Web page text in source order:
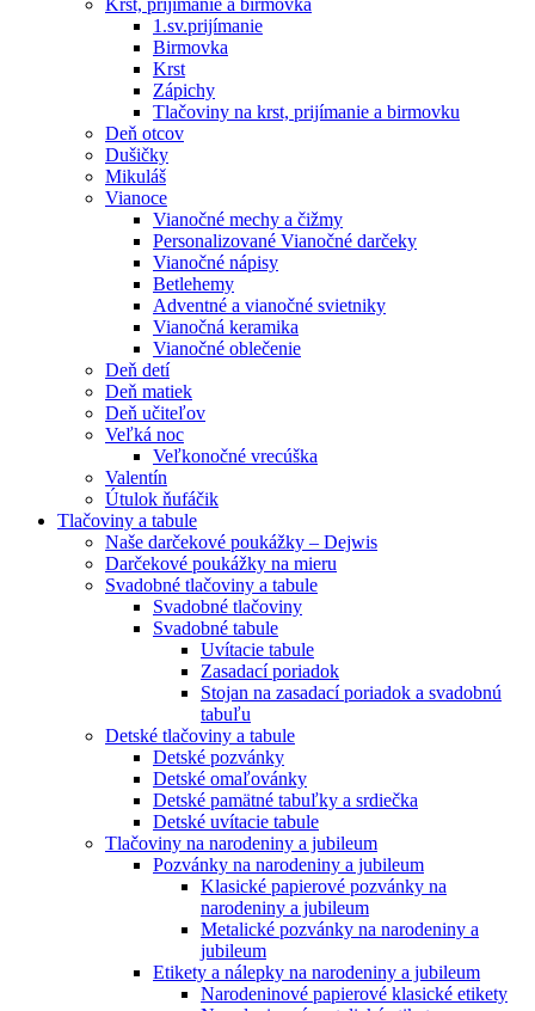
Krst, prijímanie a birmovka
1.sv.prijímanie
Birmovka
Krst
Zápichy
Tlačoviny na krst, prijímanie a birmovku
Deň otcov
Dušičky
Mikuláš
Vianoce
Vianočné mechy a čižmy
Personalizované Vianočné darčeky
Vianočné nápisy
Betlehemy
Adventné a vianočné svietniky
Vianočná keramika
Vianočné oblečenie
Deň detí
Deň matiek
Deň učiteľov
Veľká noc
Veľkonočné vrecúška
Valentín
Útulok ňufáčik
Tlačoviny a tabule
Naše darčekové poukážky – Dejwis
Darčekové poukážky na mieru
Svadobné tlačoviny a tabule
Svadobné tlačoviny
Svadobné tabule
Uvítacie tabule
Zasadací poriadok
Stojan na zasadací poriadok a svadobnú
tabuľu
Detské tlačoviny a tabule
Detské pozvánky
Detské omaľovánky
Detské pamätné tabuľky a srdiečka
Detské uvítacie tabule
Tlačoviny na narodeniny a jubileum
Pozvánky na narodeniny a jubileum
Klasické papierové pozvánky na
narodeniny a jubileum
Metalické pozvánky na narodeniny a
jubileum
Etikety a nálepky na narodeniny a jubileum
Narodeninové papierové klasické etikety